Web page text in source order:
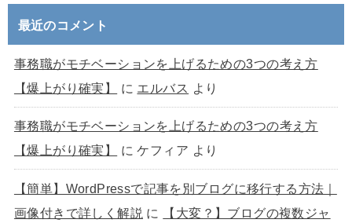
最近のコメント
事務職がモチベーションを上げるための3つの考え方
【爆上がり確実】
に エルバス より
事務職がモチベーションを上げるための3つの考え方
【爆上がり確実】
にケフィア より
【簡単】WordPressで記事を別ブログに移行する方法｜
画像付きで詳しく解説 に
【大変？】ブログの複数ジャ